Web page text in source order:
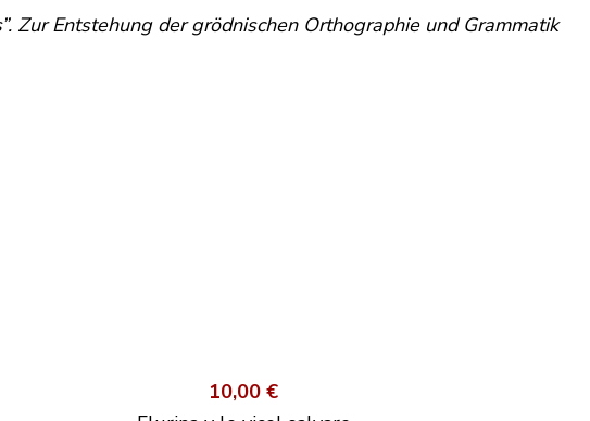
Zur Entstehung der grödnischen Orthographie und Grammatik
10,00 €